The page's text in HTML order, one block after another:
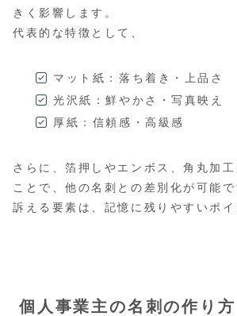
きく影響します。
代表的な特徴として、
マット紙：落ち着き・上品さ
光沢紙：鮮やかさ・写真映え
厚紙：信頼感・高級感
さらに、箔押しやエンボス、角丸加
ことで、他の名刺との差別化が可能
訴える要素は、記憶に残りやすいポイ
個人事業主の名刺の作り